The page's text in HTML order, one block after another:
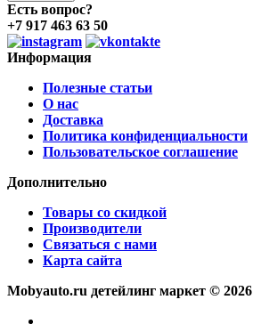
Есть вопрос?
+7 917 463 63 50
Информация
Полезные статьи
О нас
Доставка
Политика конфиденциальности
Пользовательское соглашение
Дополнительно
Товары со скидкой
Производители
Связаться с нами
Карта сайта
Mobyauto.ru детейлинг маркет © 2026